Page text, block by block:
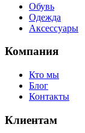
Обувь
Одежда
Аксессуары
Компания
Кто мы
Блог
Контакты
Клиентам